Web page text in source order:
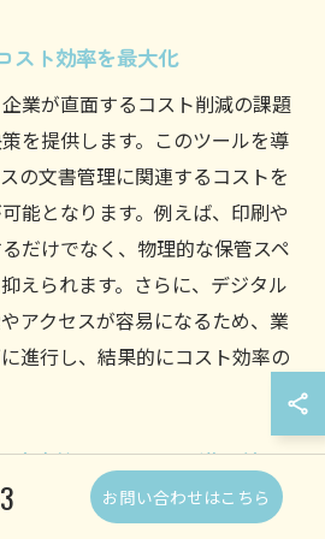
スト効率を最大化
業が直面するコスト削減の課題
を提供します。このツールを導
の文書管理に関連するコストを
能となります。例えば、印刷や
だけでなく、物理的な保管スペ
えられます。さらに、デジタル
アクセスが容易になるため、業
進行し、結果的にコスト効率の
文書管理ヘルパーの導入効果
により、従業員の作業時間を大
お問い合わせはこちら